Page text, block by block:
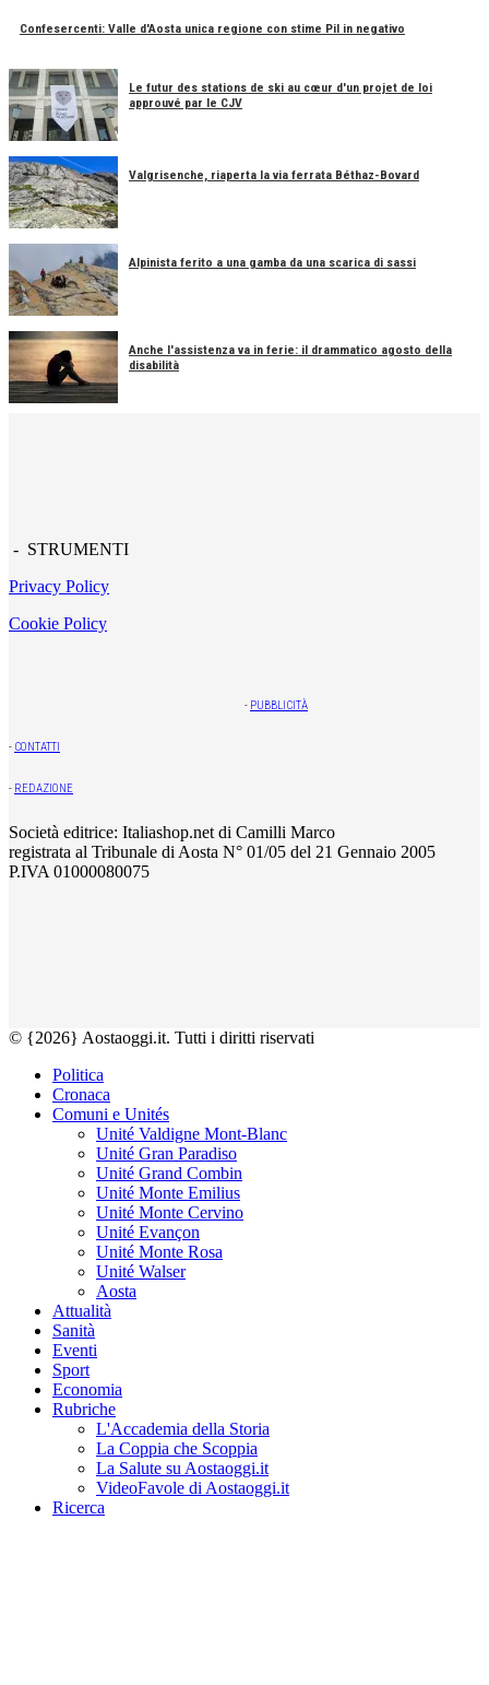
Confesercenti: Valle d'Aosta unica regione con stime Pil in negativo
Le futur des stations de ski au cœur d'un projet de loi
approuvé par le CJV
Valgrisenche, riaperta la via ferrata Béthaz-Bovard
Alpinista ferito a una gamba da una scarica di sassi
Anche l'assistenza va in ferie: il drammatico agosto della
disabilità
- STRUMENTI
Privacy Policy
Cookie Policy
- PUBBLICITÀ
- CONTATTI
- REDAZIONE
Società editrice: Italiashop.net di Camilli Marco
registrata al Tribunale di Aosta N° 01/05 del 21 Gennaio 2005
P.IVA 01000080075
© {2026} Aostaoggi.it. Tutti i diritti riservati
Politica
Cronaca
Comuni e Unités
Unité Valdigne Mont-Blanc
Unité Gran Paradiso
Unité Grand Combin
Unité Monte Emilius
Unité Monte Cervino
Unité Evançon
Unité Monte Rosa
Unité Walser
Aosta
Attualità
Sanità
Eventi
Sport
Economia
Rubriche
L'Accademia della Storia
La Coppia che Scoppia
La Salute su Aostaoggi.it
VideoFavole di Aostaoggi.it
Ricerca